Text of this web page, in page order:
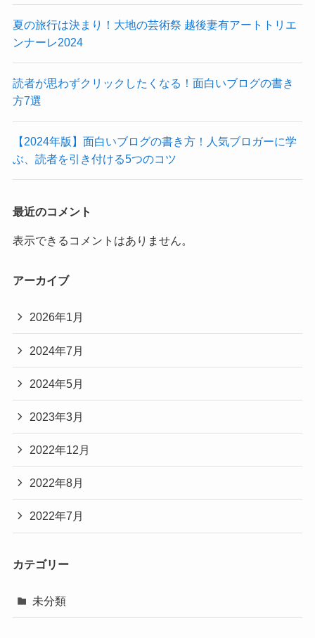
夏の旅行は決まり！大地の芸術祭 越後妻有アートトリエ
ンナーレ2024
読者が思わずクリックしたくなる！面白いブログの書き
方7選
【2024年版】面白いブログの書き方！人気ブロガーに学
ぶ、読者を引き付ける5つのコツ
最近のコメント
表示できるコメントはありません。
アーカイブ
2026年1月
2024年7月
2024年5月
2023年3月
2022年12月
2022年8月
2022年7月
カテゴリー
未分類